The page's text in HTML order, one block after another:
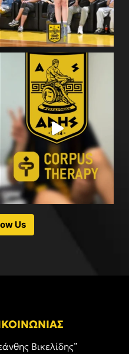
Us
Βικελίδης”